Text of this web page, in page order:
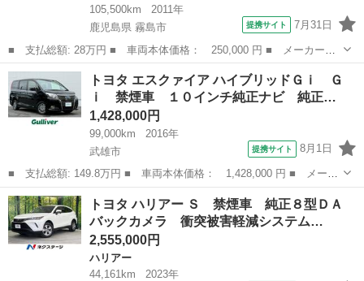
105,500km
2011年
鹿児島県 霧島市
提携サイト 7月31日
■ 支払総額: 28万円 ■ 車両本体価格： 250,000 円 ■ メーカー
名： トヨタ ■ 車種名： ポルテ ■ グレード名： １３０ｉ Ｃ
パッケージ ＨＩＤセレクション ■ 排気量： 1300cc ■ ドア枚
数： 3...
鹿児島 霧島市 ポルテ
トヨタ エスクァイア ハイブリッドＧｉ Ｇ
ｉ 禁煙車 １０インチ純正ナビ 純正…
1,428,000円
99,000km
2016年
武雄市
提携サイト 8月1日
■ 支払総額: 149.8万円 ■ 車両本体価格： 1,428,000 円 ■ メーカ
ー名： トヨタ ■ 車種名： エスクァイア ■ グレード名： ハイ
ブリッドＧｉ Ｇｉ 禁煙車 １０インチ純正ナビ 純正フリップダ
ウンモニ...
佐賀 武雄市 トヨタ
トヨタ ハリアー Ｓ 禁煙車 純正８型ＤＡ
バックカメラ 衝突被害軽減システム…
2,555,000円
ハリアー
44,161km
2023年